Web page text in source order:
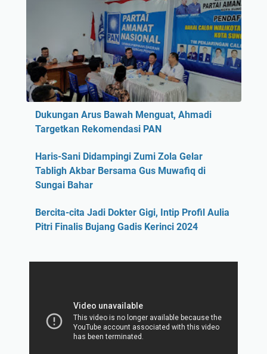
Dukungan Arus Bawah Menguat, Ahmadi
Targetkan Rekomendasi PAN
Haris-Sani Didampingi Zumi Zola Gelar
Tabligh Akbar Bersama Gus Muwafiq di
Sungai Bahar
Bercita-cita Jadi Dokter Gigi, Intip Profil Aulia
Pitri Finalis Bujang Gadis Kerinci 2024